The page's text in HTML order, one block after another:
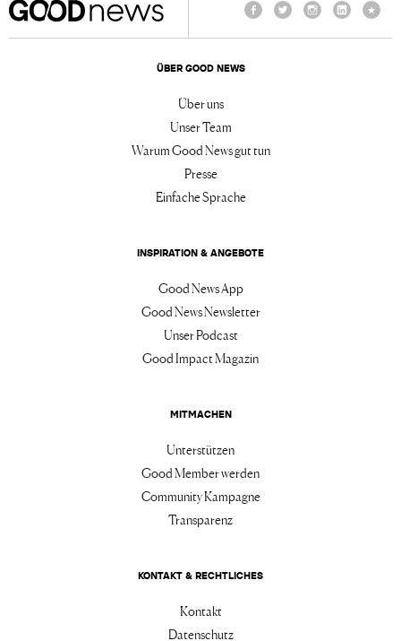
ÜBER GOOD NEWS
Über uns
Unser Team
Warum Good News gut tun
Presse
Einfache Sprache
INSPIRATION & ANGEBOTE
Good News App
Good News Newsletter
Unser Podcast
Good Impact Magazin
MITMACHEN
Unterstützen
Good Member werden
Community Kampagne
Transparenz
KONTAKT & RECHTLICHES
Kontakt
Datenschutz